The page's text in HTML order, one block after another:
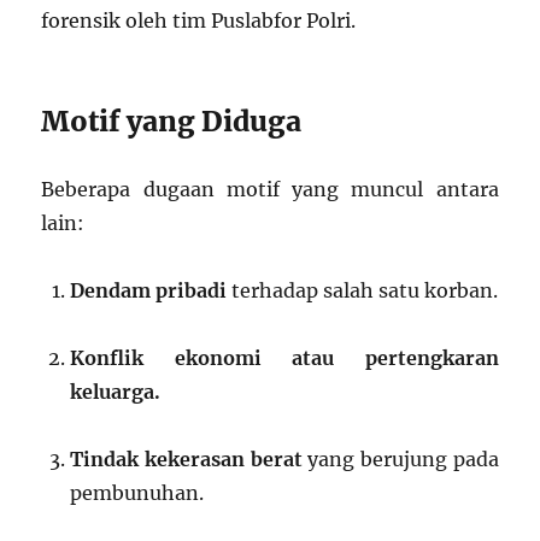
forensik oleh tim Puslabfor Polri.
Motif yang Diduga
Beberapa dugaan motif yang muncul antara
lain:
Dendam pribadi terhadap salah satu korban.
Konflik ekonomi atau pertengkaran
keluarga.
Tindak kekerasan beratyang berujung pada
pembunuhan.